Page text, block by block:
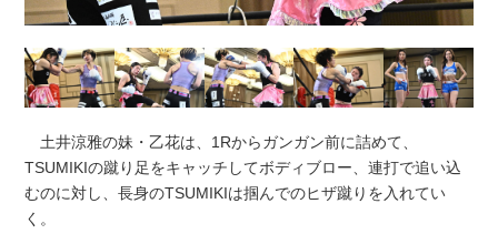
土井涼雅の妹・乙花は、1Rからガンガン前に詰めて、
TSUMIKIの蹴り足をキャッチしてボディブロー、連打で追い込
むのに対し、長身のTSUMIKIは掴んでのヒザ蹴りを入れてい
く。